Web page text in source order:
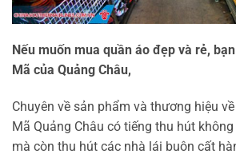
Nếu muốn mua quần áo đẹp và rẻ,
Mã của Quảng Châu,
Chuyên về sản phẩm và thương hiệu
Mã Quảng Châu có tiếng thu hút
mà còn thu hút các nhà lái buôn cất